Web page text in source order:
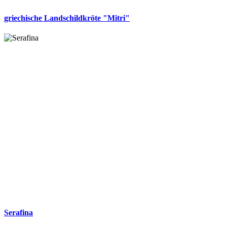
griechische Landschildkröte "Mitri"
Serafina